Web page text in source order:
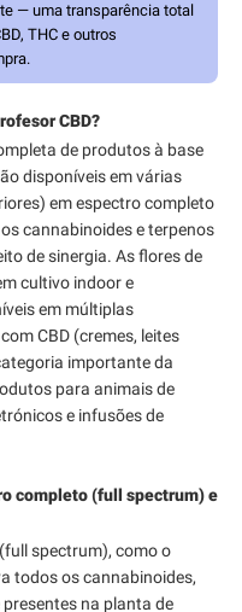
— uma transparência total
THC e outros
CBD?
de produtos à base
disponíveis em várias
em espectro completo
cannabinoides e terpenos
de sinergia. As flores de
cultivo indoor e
em múltiplas
CBD (cremes, leites
importante da
para animais de
e infusões de
completo (full spectrum) e
spectrum), como o
todos os cannabinoides,
na planta de